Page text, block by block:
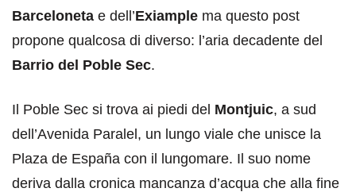
Barceloneta e dell’Exiample ma questo post
propone qualcosa di diverso: l’aria decadente del
Barrio del Poble Sec.
Il Poble Sec si trova ai piedi del Montjuic, a sud
dell’Avenida Paralel, un lungo viale che unisce la
Plaza de España con il lungomare. Il suo nome
deriva dalla cronica mancanza d’acqua che alla fine